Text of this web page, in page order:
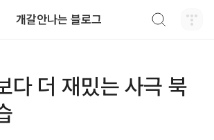
개갈안나는 블로그
다 더 재밌는 사극 북